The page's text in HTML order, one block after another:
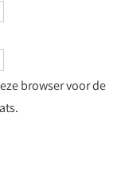
browser voor de